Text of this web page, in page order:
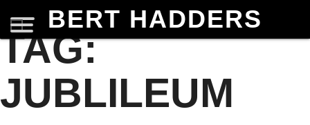
BERT HADDERS
TAG:
JUBLILEUM